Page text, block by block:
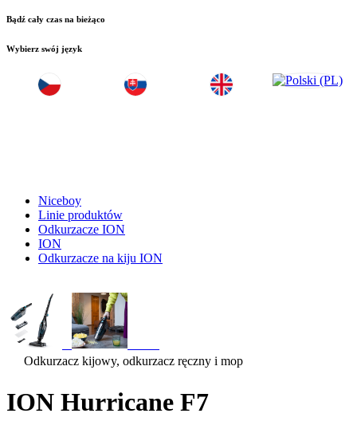
Bądź cały czas na bieżąco
Wybierz swój język
Niceboy
Linie produktów
Odkurzacze ION
ION
Odkurzacze na kiju ION
Odkurzacz kijowy, odkurzacz ręczny i mop
ION Hurricane F7